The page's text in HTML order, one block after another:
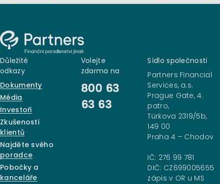
Důležité
odkazy
Dokumenty
Média
Investoři
Zkušenosti
klientů
Najděte svého
poradce
Pobočky a
kanceláře
Volejte
zdarma na
800 63
63 63
Sídlo společnosti
Partners Financial
Services, a.s.
Prague Gate, 4.
patro,
Türkova 2319/5b,
149 00
Praha 4 – Chodov
IČ: 276 99 781
DIČ: CZ699005655
zápis v OR u MS